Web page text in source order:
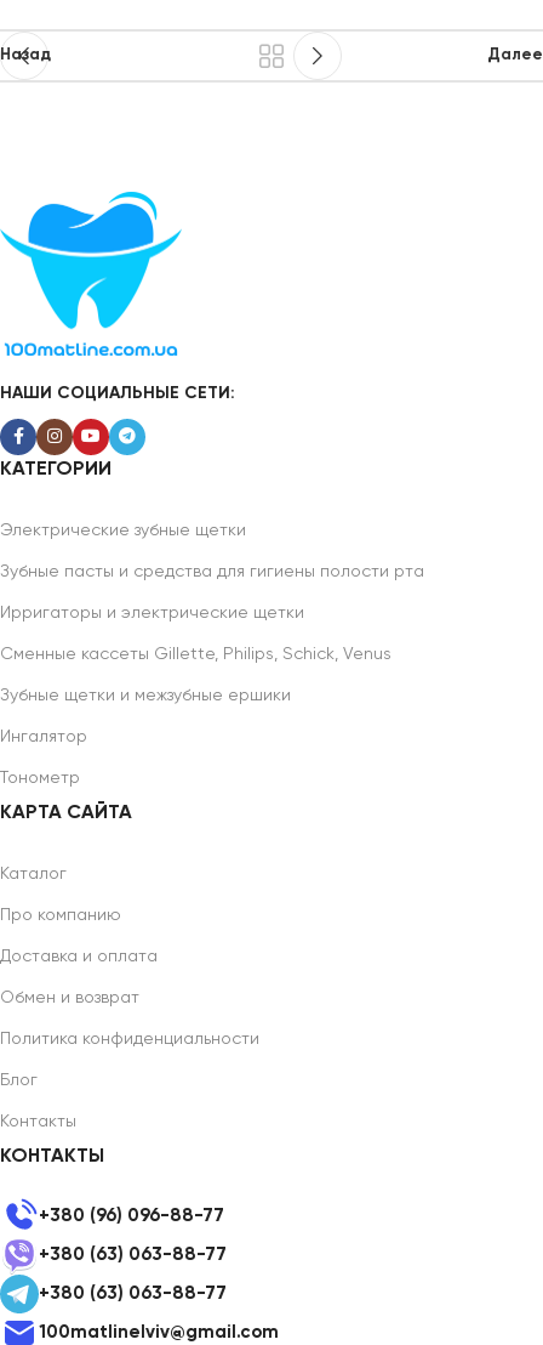
Назад Далее
НАШИ СОЦИАЛЬНЫЕ СЕТИ:
КАТЕГОРИИ
Электрические зубные щетки
Зубные пасты и средства для гигиены полости рта
Ирригаторы и электрические щетки
Сменные кассеты Gillette, Philips, Schick, Venus
Зубные щетки и межзубные ершики
Ингалятор
Тонометр
КАРТА САЙТА
Каталог
Про компанию
Доставка и оплата
Обмен и возврат
Политика конфиденциальности
Блог
Контакты
КОНТАКТЫ
+380 (96) 096-88-77
+380 (63) 063-88-77
+380 (63) 063-88-77
100matlinelviv@gmail.com